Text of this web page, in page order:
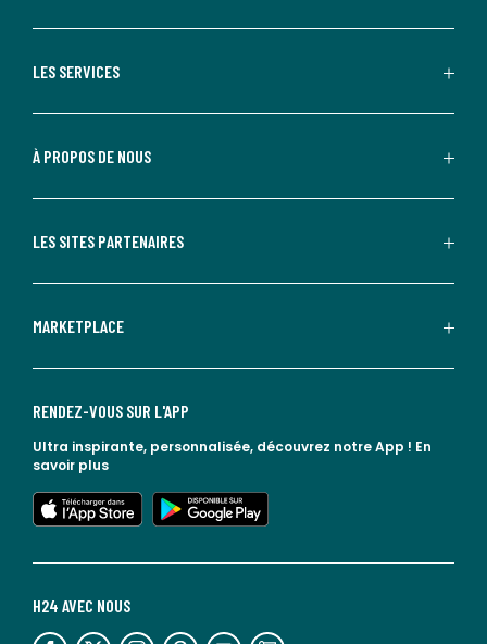
LES SERVICES
À PROPOS DE NOUS
LES SITES PARTENAIRES
MARKETPLACE
H24 AVEC NOUS
lien vers l'espace réseaux sociaux lien vers l'espace réseaux sociaux lien vers l'espace réseaux sociaux lien vers l'espace réseaux sociaux lien vers l'espace réseaux sociaux lien vers le blog la redoute
RENDEZ-VOUS SUR L'APP
Ultra inspirante, personnalisée, découvrez notre App ! En
savoir plus
lien vers l'app store
lien vers google play